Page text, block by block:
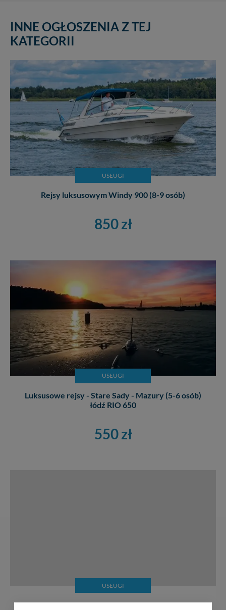
INNE OGŁOSZENIA Z TEJ
KATEGORII
USŁUGI
Rejsy luksusowym Windy 900 (8-9 osób)
850 zł
USŁUGI
Luksusowe rejsy - Stare Sady - Mazury (5-6 osób)
łódź RIO 650
550 zł
USŁUGI
Sternik instruktor samodzielny skiper